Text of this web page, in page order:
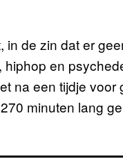
de zin dat er
en
na een tijdje
minuten lang